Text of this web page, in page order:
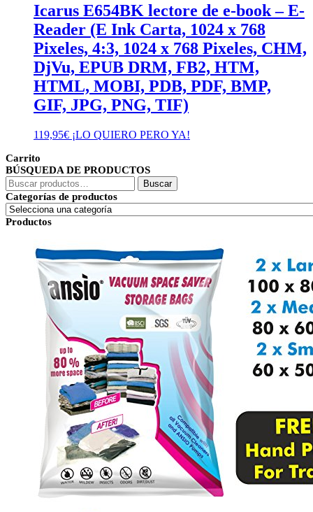
Icarus E654BK lectore de e-book – E-
Reader (E Ink Carta, 1024 x 768
Pixeles, 4:3, 1024 x 768 Pixeles, CHM,
DjVu, EPUB DRM, FB2, HTM,
HTML, MOBI, PDB, PDF, BMP,
GIF, JPG, PNG, TIF)
119,95€ ¡LO QUIERO PERO YA!
Carrito
BÚSQUEDA DE PRODUCTOS
Buscar
por:
Buscar
Categorías de productos
Productos